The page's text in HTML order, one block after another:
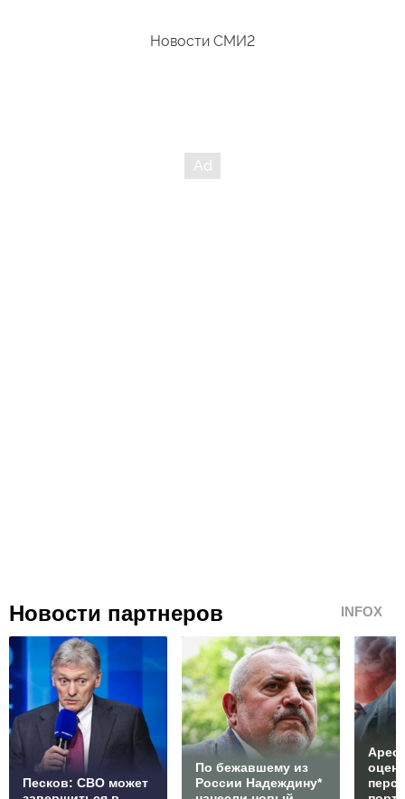
Новости СМИ2
Новости партнеров INFOX
Песков: СВО может
По бежавшему из
России Надеждину*